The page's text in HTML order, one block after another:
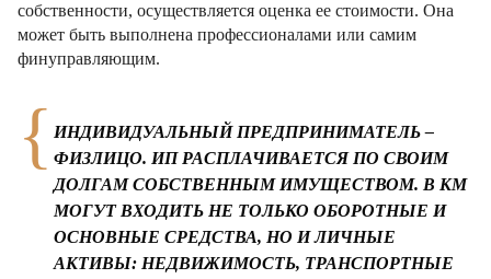
собственности, осуществляется оценка ее стоимости. Она
может быть выполнена профессионалами или самим
финуправляющим.
ИНДИВИДУАЛЬНЫЙ ПРЕДПРИНИМАТЕЛЬ –
ФИЗЛИЦО. ИП РАСПЛАЧИВАЕТСЯ ПО СВОИМ
ДОЛГАМ СОБСТВЕННЫМ ИМУЩЕСТВОМ. В КМ
МОГУТ ВХОДИТЬ НЕ ТОЛЬКО ОБОРОТНЫЕ И
ОСНОВНЫЕ СРЕДСТВА, НО И ЛИЧНЫЕ
АКТИВЫ: НЕДВИЖИМОСТЬ, ТРАНСПОРТНЫЕ